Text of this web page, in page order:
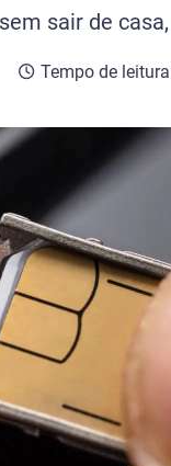
sair de
Tempo de